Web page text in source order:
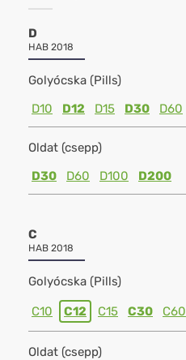
D
HAB 2018
Golyócska (Pills)
D10
D12 D15 D30 D60
Oldat (csepp)
D30
D60 D100 D200
C
HAB 2018
Golyócska (Pills)
C10 C12 C15 C30 C60
Oldat (csepp)